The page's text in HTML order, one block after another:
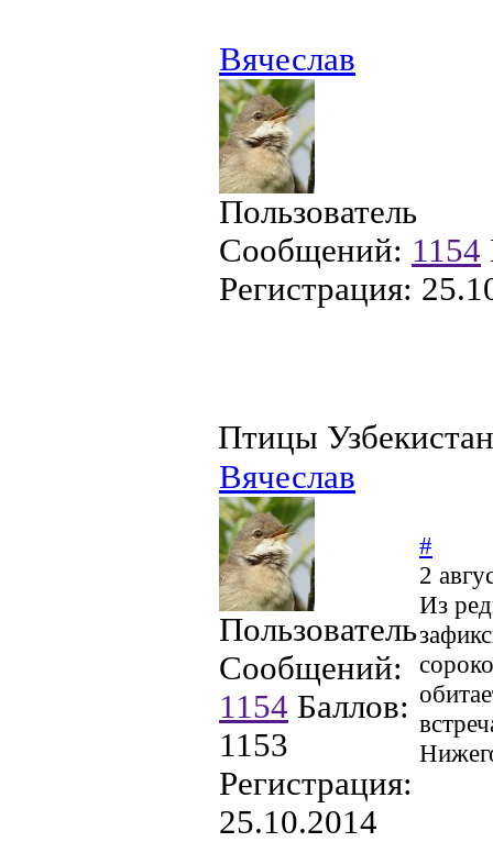
Вячеслав
Пользователь
Сообщений: 1154
Регистрация:
Птицы
Вячеслав
Пользователь
Сообщений:
1154 Баллов:
1153
Регистрация:
25.10.2014
#
2
Из